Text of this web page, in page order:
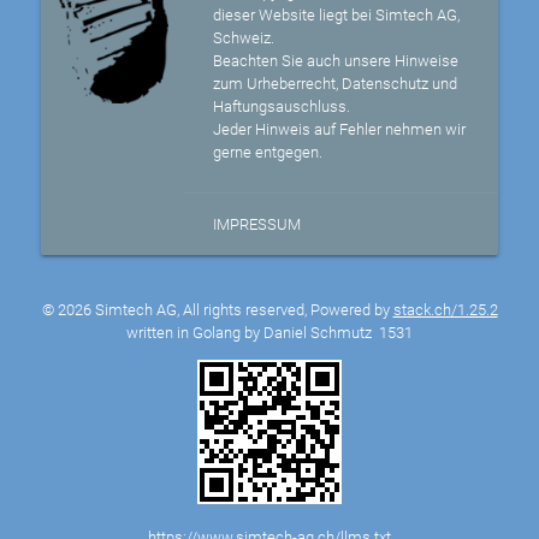
dieser Website liegt bei Simtech AG,
Schweiz.
Beachten Sie auch unsere Hinweise
zum Urheberrecht, Datenschutz und
Haftungsauschluss.
Jeder Hinweis auf Fehler nehmen wir
gerne entgegen.
IMPRESSUM
© 2026 Simtech AG, All rights reserved, Powered by stack.ch/1.25.2
written in Golang by Daniel Schmutz 1531